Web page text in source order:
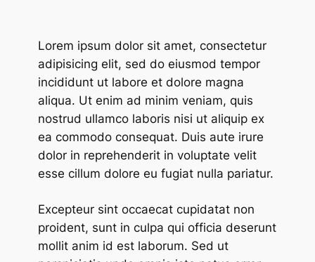
Lorem ipsum dolor sit amet, consectetur
adipisicing elit, sed do eiusmod tempor
incididunt ut labore et dolore magna
aliqua. Ut enim ad minim veniam, quis
nostrud ullamco laboris nisi ut aliquip ex
ea commodo consequat. Duis aute irure
dolor in reprehenderit in voluptate velit
esse cillum dolore eu fugiat nulla pariatur.
Excepteur sint occaecat cupidatat non
proident, sunt in culpa qui officia deserunt
mollit anim id est laborum. Sed ut